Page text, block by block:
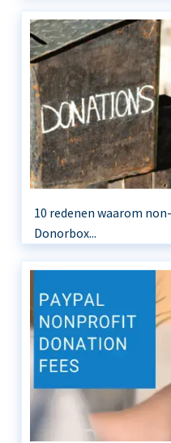
10 redenen waarom
Donorbox...